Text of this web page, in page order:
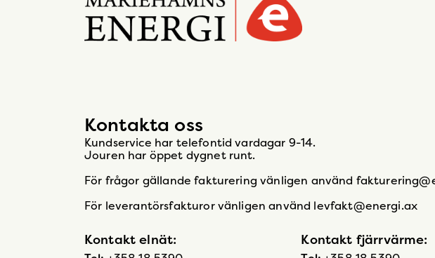
till
startsidan
Kontakta oss
Kundservice har telefontid vardagar 9-14.
Jouren har öppet dygnet runt.
För frågor gällande fakturering vänligen använd
För leverantörsfakturor vänligen använd levfakt@energi.ax
Kontakt elnät: Kontakt fjärrvärme: